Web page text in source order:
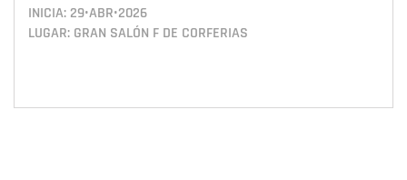
INICIA: 29•ABR•2026
LUGAR: GRAN SALÓN F DE CORFERIAS